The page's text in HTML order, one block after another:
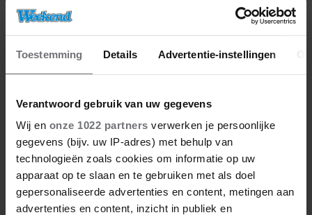
Toestemming Details Advertentie-instellingen
Verantwoord gebruik van uw gegevens
Wij en onze 1022 partners verwerken je persoonlijke
gegevens (bijv. uw IP-adres) met behulp van
technologieën zoals cookies om informatie op uw
apparaat op te slaan en te gebruiken met als doel
gepersonaliseerde advertenties en content, metingen aan
advertenties en content, inzicht in publiek en
05/08/2026
RONALDO’S VERLOOFDE
GEORGINA RODRÍGUEZ IS KLAAR
MET COMMENTAAR OP HAAR